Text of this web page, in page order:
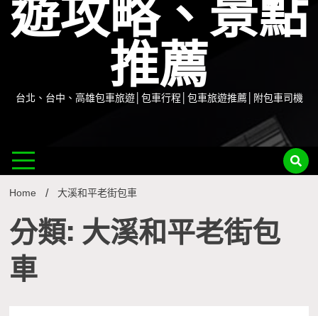
遊攻略、景點
推薦
台北、台中、高雄包車旅遊│包車行程│包車旅遊推薦│附包車司機
Home 大溪和平老街包車
分類: 大溪和平老街包
車